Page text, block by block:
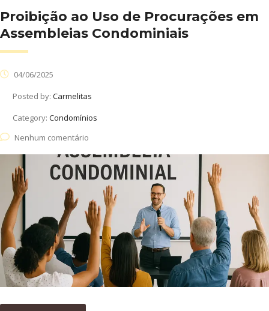
Proibição ao Uso de Procurações em
Assembleias Condominiais
04/06/2025
Posted by: Carmelitas
Category: Condomínios
Nenhum comentário